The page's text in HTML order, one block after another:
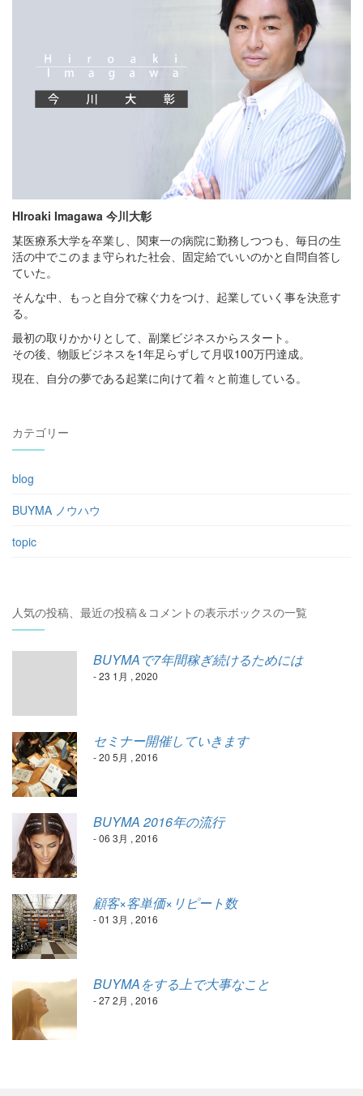
HIroaki Imagawa 今川大彰
某医療系大学を卒業し、関東一の病院に勤務しつつも、毎日の生
活の中でこのまま守られた社会、固定給でいいのかと自問自答し
ていた。
そんな中、もっと自分で稼ぐ力をつけ、起業していく事を決意す
る。
最初の取りかかりとして、副業ビジネスからスタート。
その後、物販ビジネスを1年足らずして月収100万円達成。
現在、自分の夢である起業に向けて着々と前進している。
カテゴリー
blog
BUYMA ノウハウ
topic
人気の投稿、最近の投稿＆コメントの表示ボックスの一覧
BUYMAで7年間稼ぎ続けるためには
- 23 1月 , 2020
セミナー開催していきます
- 20 5月 , 2016
BUYMA 2016年の流行
- 06 3月 , 2016
顧客×客単価×リピート数
- 01 3月 , 2016
BUYMAをする上で大事なこと
- 27 2月 , 2016